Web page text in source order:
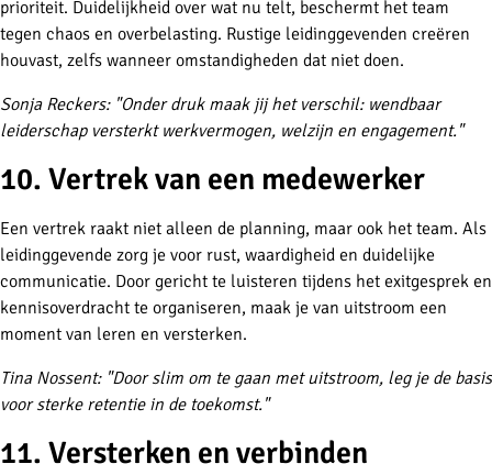
prioriteit. Duidelijkheid over wat nu telt, beschermt het team
tegen chaos en overbelasting. Rustige leidinggevenden creëren
houvast, zelfs wanneer omstandigheden dat niet doen.
Sonja Reckers: "Onder druk maak jij het verschil: wendbaar
leiderschap versterkt werkvermogen, welzijn en engagement."
10. Vertrek van een medewerker
Een vertrek raakt niet alleen de planning, maar ook het team. Als
leidinggevende zorg je voor rust, waardigheid en duidelijke
communicatie. Door gericht te luisteren tijdens het exitgesprek en
kennisoverdracht te organiseren, maak je van uitstroom een
moment van leren en versterken.
Tina Nossent: "Door slim om te gaan met uitstroom, leg je de basis
voor sterke retentie in de toekomst. "
11. Versterken en verbinden